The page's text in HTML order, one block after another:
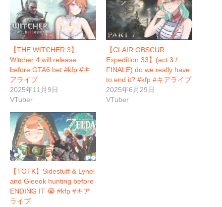
【THE WITCHER 3】
Witcher 4 will release
before GTA6 bet #kfp #キ
アライブ
2025年11月9日
VTuber
【CLAIR OBSCUR:
Expedition 33】(act 3 /
FINALE) do we really have
to end it? #kfp #キアライブ
2025年6月29日
VTuber
【TOTK】Sidestuff & Lynel
and Gleeok hunting before
ENDING IT 😭 #kfp #キア
ライブ